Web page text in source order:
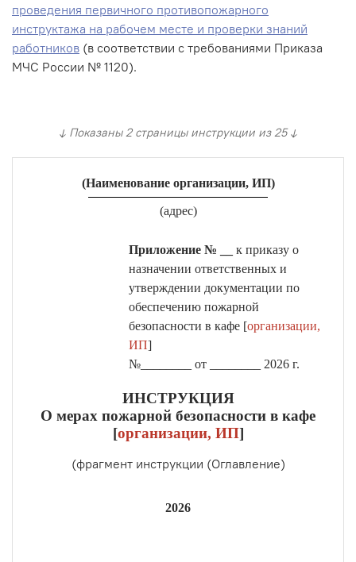
проведения первичного противопожарного
инструктажа на рабочем месте и проверки знаний
работников (в соответствии с требованиями Приказа
МЧС России № 1120).
↓ Показаны 2 страницы инструкции из 25 ↓
(Наименование организации, ИП)
(адрес)
Приложение № __
к приказу о
назначении ответственных и
утверждении документации по
обеспечению пожарной
безопасности в кафе [организации,
ИП]
№________ от ________ 2026 г.
ИНСТРУКЦИЯ
О мерах пожарной безопасности в кафе
[организации, ИП]
(фрагмент инструкции (Оглавление)
2026